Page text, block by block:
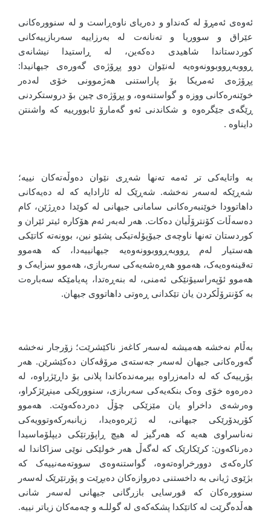
ئەوەی ئەمڕۆ لە کەنداو و دەریای ناوەڕاست و لە سنوورەکانی
عێراق و سووریا و تەنانەت لە بەرزاییە سەربازییەکانی
کوردستاندا شاهیدی دەکەین، لە ڕاستیدا نیشانەی
ڕووبەڕووبوونەوەیە لەنێوان دوو پڕۆژەی گەورەی جیهانیدا:
پڕۆژەی ئەمریکا بۆ پاراستنی هەژموونی خۆی لەدەر
خوێنەرەکانی ووزە و گواستنەوە، و پڕۆژەی چین بۆ دروستکردنی
ڕێگەی جێگرەوە و شکاندنی ئەو گەمارۆ ئابوورییە که واشنتن
دایناوه .
بە واتایەکی تر ئەمە تەنها شەڕی نێوان دەوڵەتەکان نییە؛
شەڕێکە لەسەر نەخشە. شەڕێک لە ئارادایە کە لە دەیەکانی
داهاتوودا خوێنبەرەکانی سامانی جیهانی لە کوێدا دەڕژێن، کام
دەسەڵات کۆنترۆڵیان دەکات. هەر لەبەر ئەم هۆکارە ئیتر ئێران و
کوردستان تەنها ناوچەی جیۆپۆلەتیکی پشێو نین، بوونەتە کاتێکی
هەستیار لەم ڕووبەڕووبوونەوەیە جیهانییەدا، کە هەموو
تەقینەوەیەک، هەموو هەڕەشەیەکی سەربازی، هەموو سزایەک و
هەموو ئۆپەراسیۆنێکی ئەمنی، لە بنەڕەتدا، پەیامێکە سەبارەت
بە کۆنترۆڵکردن یان تێکدانی ڕەوتی داهاتووی جیهان.
بەڵام نەخشە هەمیشە لەسەر کاغەز ناکێشرێت؛ زۆرجار نەخشە
گەورەکانی جیهان لەسەر جەستەی مرۆڤەکان دەکێشرێن. هەر
بۆرییەک کە لە دامەزراوە بیرمەندەکاندا پلانی بۆ داڕێژراوە، لە
دەرەوە خۆی وەک بنکەیەکی سەربازی، سنوورێکی مینڕێژکراو،
وەرشەی داخراو یان مێزێکی چۆڵ دەردەکەوێت. هەموو
کۆریدۆرێکی جیهانی، لە ژێرەوەیدا، زیانبەرکەوتوویەکی
نەناسراوی هەیە کە هەرگیز لە هیچ ڕاپۆرتێکی دیپلۆماسیدا
دەرناکەون: کرێکارێک کە لەگەڵ هەر خولێکی نوێی سزاکاندا لە
کارەکەی دوورخراوەتەوە، گواستنەوەی سووتەمەنییەک کە
بژێوی ژیانی بە داخستنی دەروازەکان دەبڕێت و پۆرتێرێک لەسەر
سنوورەکان کە قورسایی بازرگانی جیهانی لەسەر شانی
هەڵدەگرێت لە کاتێکدا پشکەکەی لە گوللـە و چەمەکان زیاتر نییە.